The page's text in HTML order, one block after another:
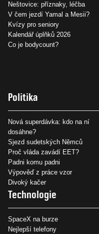
Neštovice: příznaky, léčba
V čem jezdí Yamal a Mesii?
Kvízy pro seniory
Kalendář úplňků 2026
Co je bodycount?
Politika
Nová superdávka: kdo na ní
dosáhne?
Sjezd sudetských Němců
Proč vláda zavádí EET?
Padni komu padni
Výpověď z práce vzor
Divoký kačer
Technologie
SpaceX na burze
Nejlepší telefony